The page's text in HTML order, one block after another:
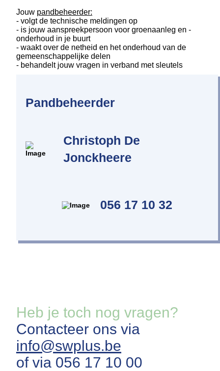
Jouw pandbeheerder:
- volgt de technische meldingen op
- is jouw aanspreekpersoon voor groenaanleg en -
onderhoud in je buurt
- waakt over de netheid en het onderhoud van de
gemeenschappelijke delen
- behandelt jouw vragen in verband met sleutels
Pandbeheerder
Christoph De
Jonckheere
056 17 10 32
Heb je toch nog vragen?
Contacteer ons via
info@swplus.be
of via 056 17 10 00